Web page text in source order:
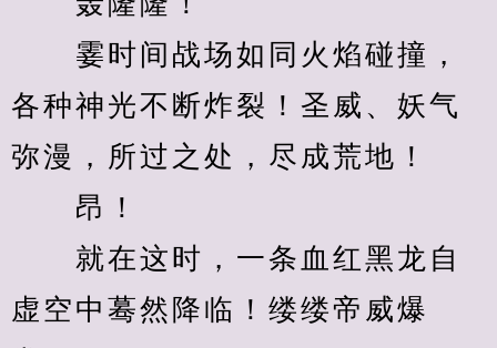
霎时间战场如同火焰碰撞，
各种神光不断炸裂！圣威、妖气
弥漫，所过之处，尽成荒地！
昂！
就在这时，一条血红黑龙自
虚空中蓦然降临！缕缕帝威爆